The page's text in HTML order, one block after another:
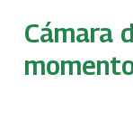
Cámara